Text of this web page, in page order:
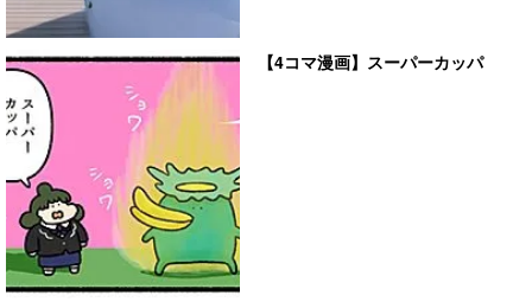
【4コマ漫画】スーパーカッパ